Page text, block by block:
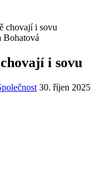
Bohatová
i sovu
30. říjen 2025